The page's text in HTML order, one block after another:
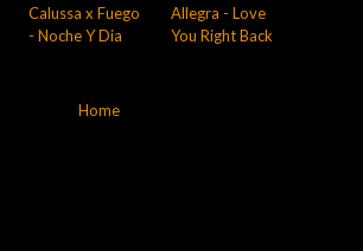
Calussa x Fuego
- Noche Y Dia
Allegra - Love
You Right Back
Home